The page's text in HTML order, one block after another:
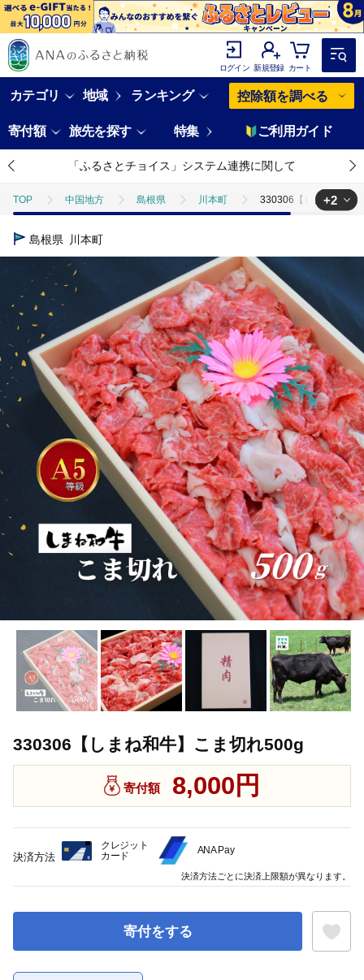
ログイン 新規登録 カート
カテゴリ 地域 ランキング 控除額を調べる
寄付額 旅先を探す 特集 ご利用ガイド
「ふるさとチョイス」システム連携に関して
TOP 中国地方 島根県 川本町 330306【しまね和牛
TOP
肉 330306【しまね和牛】こま
+2
島根県 川本町
330306【しまね和牛】こま切れ500g
寄付額 8,000円
寄付をする
決済方法
クレジット
カード
ANA Pay
決済方法ごとに決済上限額が異なります。